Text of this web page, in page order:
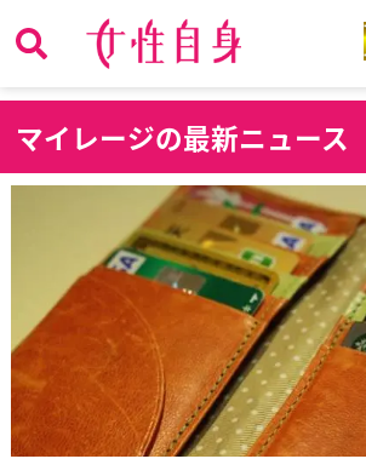
マイレージの最新ニュース